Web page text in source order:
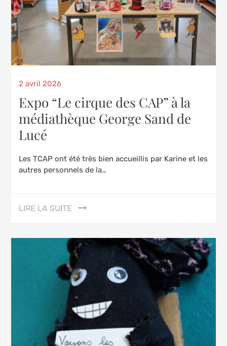
Posted
2 avril 2026
Expo “Le cirque des CAP” à la
médiathèque George Sand de
Lucé
Les TCAP ont été très bien accueillis par Karine et les
autres personnels de la…
LIRE LA SUITE